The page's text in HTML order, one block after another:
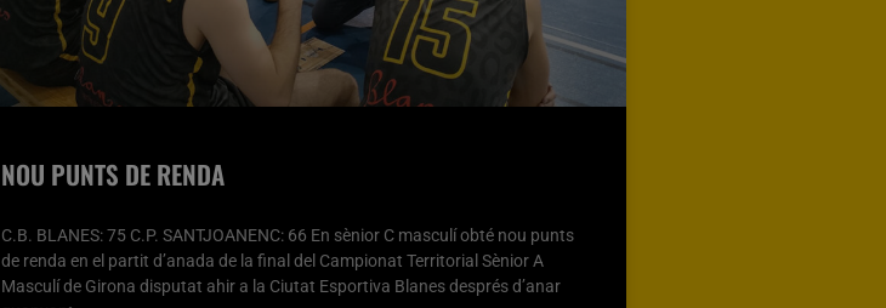
NOU PUNTS DE RENDA
C.B. BLANES: 75 C.P. SANTJOANENC: 66 En sènior C masculí obté nou punts
de renda en el partit d’anada de la final del Campionat Territorial Sènior A
Masculí de Girona disputat ahir a la Ciutat Esportiva Blanes després d’anar